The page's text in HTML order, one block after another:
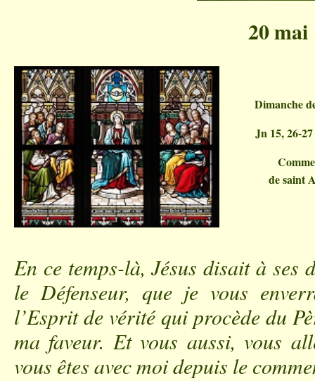
20 mai
Dimanche
Jn 15, 26-
de saint
En ce temps-là, Jésus disait à
le Défenseur, que je vous
l’Esprit de vérité qui procède du
ma faveur. Et vous aussi, vous
vous êtes avec moi depuis le